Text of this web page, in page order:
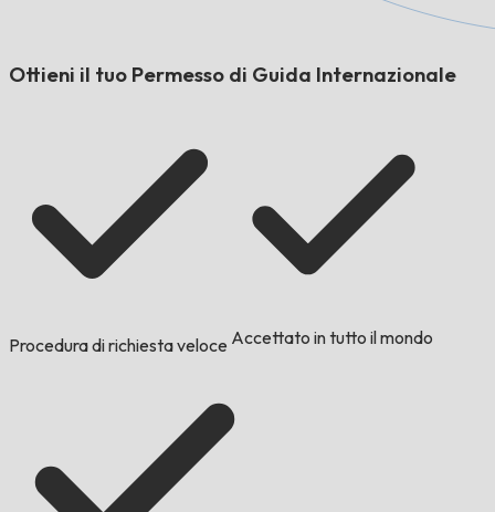
Ottieni il tuo Permesso di Guida Internazionale
Procedura di richiesta veloce Accettato in tutto il mondo